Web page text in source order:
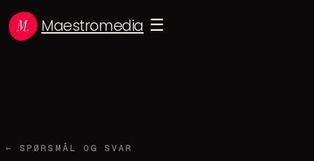
Maestromedia ☰
← SPØRSMÅL OG SVAR